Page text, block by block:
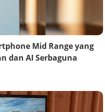
Mid Range yang
dan AI Serbaguna